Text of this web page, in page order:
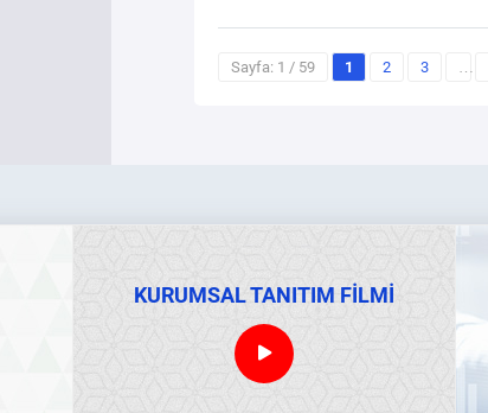
Sayfa: 1 / 59 1 2 3 …
KURUMSAL TANITIM FİLMİ